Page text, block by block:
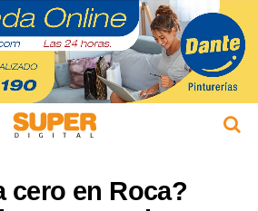
cero en Roca?